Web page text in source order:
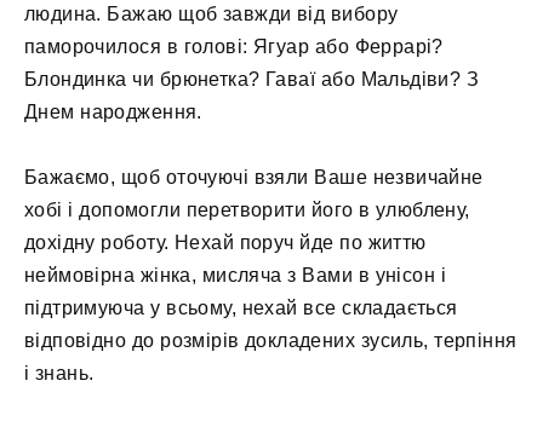
людина. Бажаю щоб завжди від вибору
паморочилося в голові: Ягуар або Феррарі?
Блондинка чи брюнетка? Гаваї або Мальдіви? З
Днем народження.
Бажаємо, щоб оточуючі взяли Ваше незвичайне
хобі і допомогли перетворити його в улюблену,
дохідну роботу. Нехай поруч йде по життю
неймовірна жінка, мисляча з Вами в унісон і
підтримуюча у всьому, нехай все складається
відповідно до розмірів докладених зусиль, терпіння
і знань.